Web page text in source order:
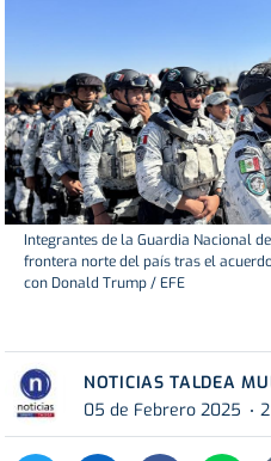
Integrantes de la Guardia Nacional
frontera norte del país tras el
con Donald Trump / EFE
NOTICIAS TALDEA
05 de Febrero 2025